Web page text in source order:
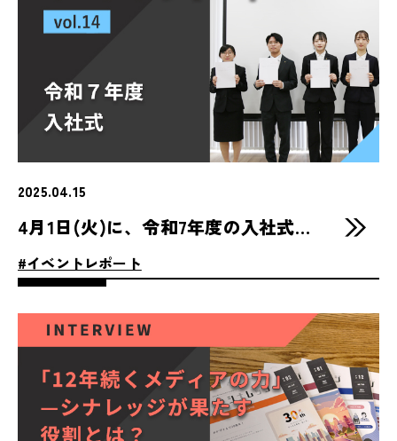
2025.04.15
4月1日(火)に、令和7年度の入社式を執り行いました
#イベントレポート